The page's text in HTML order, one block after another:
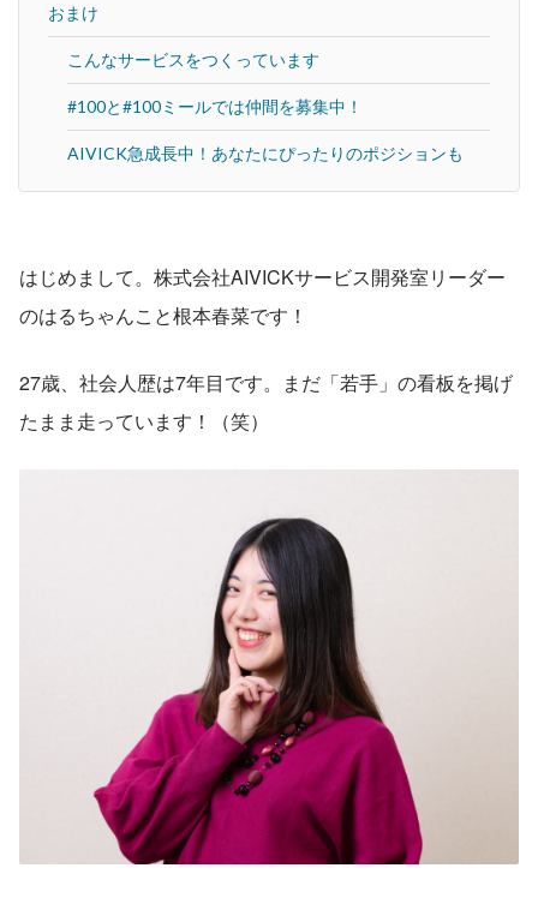
おまけ
こんなサービスをつくっています
#100と#100ミールでは仲間を募集中！
AIVICK急成長中！あなたにぴったりのポジションも
はじめまして。株式会社AIVICKサービス開発室リーダー
のはるちゃんこと根本春菜です！
27歳、社会人歴は7年目です。まだ「若手」の看板を掲げ
たまま走っています！（笑）